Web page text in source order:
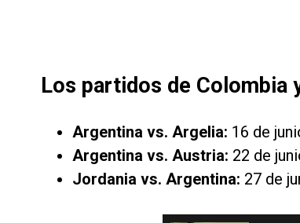
Los partidos de Colombia
Argentina vs. Argelia: 16 de
Argentina vs. Austria: 22 de
Jordania vs. Argentina: 27 de